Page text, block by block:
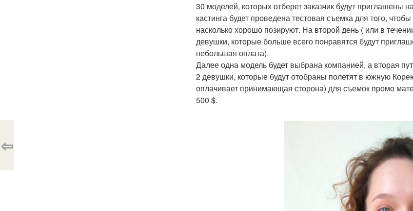
30 моделей, которых отберет заказчик будут приглашены
кастинга будет проведена тестовая съемка для того,
насколько хорошо позируют. На второй день ( или в
девушки, которые больше всего понравятся будут
небольшая оплата).
Далее одна модель будет выбрана компанией, а вторая
2 девушки, которые будут отобраны полетят в южную
оплачивает принимающая сторона) для съемок промо
500 $.
⇦